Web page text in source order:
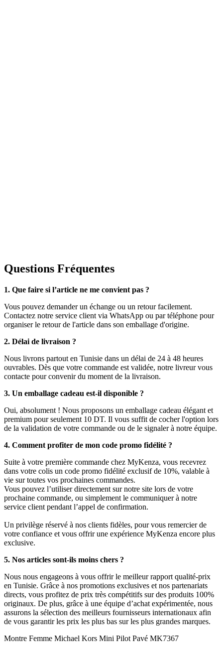
Questions Fréquentes
1. Que faire si l’article ne me convient pas ?
Vous pouvez demander un échange ou un retour facilement.
Contactez notre service client via WhatsApp ou par téléphone pour
organiser le retour de l'article dans son emballage d'origine.
2. Délai de livraison ?
Nous livrons partout en Tunisie dans un délai de 24 à 48 heures
ouvrables. Dès que votre commande est validée, notre livreur vous
contacte pour convenir du moment de la livraison.
3. Un emballage cadeau est-il disponible ?
Oui, absolument ! Nous proposons un emballage cadeau élégant et
premium pour seulement 10 DT. Il vous suffit de cocher l'option lors
de la validation de votre commande ou de le signaler à notre équipe.
4. Comment profiter de mon code promo fidélité ?
Suite à votre première commande chez MyKenza, vous recevrez
dans votre colis un code promo fidélité exclusif de 10%, valable à
vie sur toutes vos prochaines commandes.
Vous pouvez l’utiliser directement sur notre site lors de votre
prochaine commande, ou simplement le communiquer à notre
service client pendant l’appel de confirmation.
Un privilège réservé à nos clients fidèles, pour vous remercier de
votre confiance et vous offrir une expérience MyKenza encore plus
exclusive.
5. Nos articles sont-ils moins chers ?
Nous nous engageons à vous offrir le meilleur rapport qualité-prix
en Tunisie. Grâce à nos promotions exclusives et nos partenariats
directs, vous profitez de prix très compétitifs sur des produits 100%
originaux. De plus, grâce à une équipe d’achat expérimentée, nous
assurons la sélection des meilleurs fournisseurs internationaux afin
de vous garantir les prix les plus bas sur les plus grandes marques.
Montre Femme Michael Kors Mini Pilot Pavé MK7367